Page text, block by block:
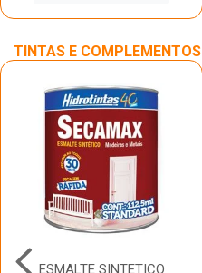
TINTAS E COMPLEMENTOS
ESMALTE SINTETICO